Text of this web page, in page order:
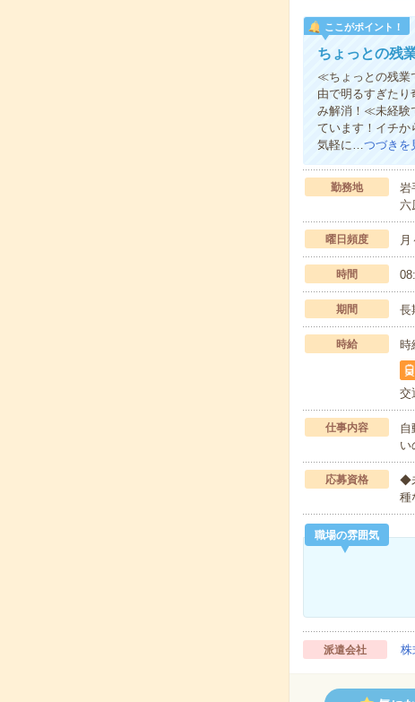
ここがポイント！
ちょっとの残
≪ちょっとの残業
由で明るすぎた
み解消！≪未経験
ています！イチ
気軽に…つづきを
勤務地
岩
六
曜日頻度 月
時間
期間 長
時給 時
交
仕事内容
自
い
応募資格
◆
種
職場の雰囲気
派遣会社 株